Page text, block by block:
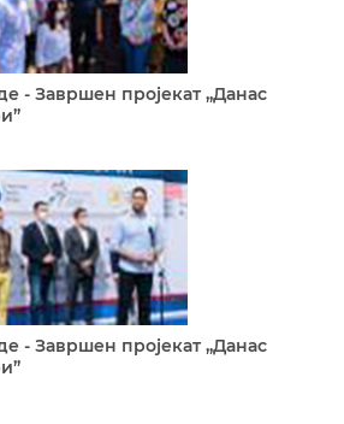
- Завршен пројекат „Данас
- Завршен пројекат „Данас